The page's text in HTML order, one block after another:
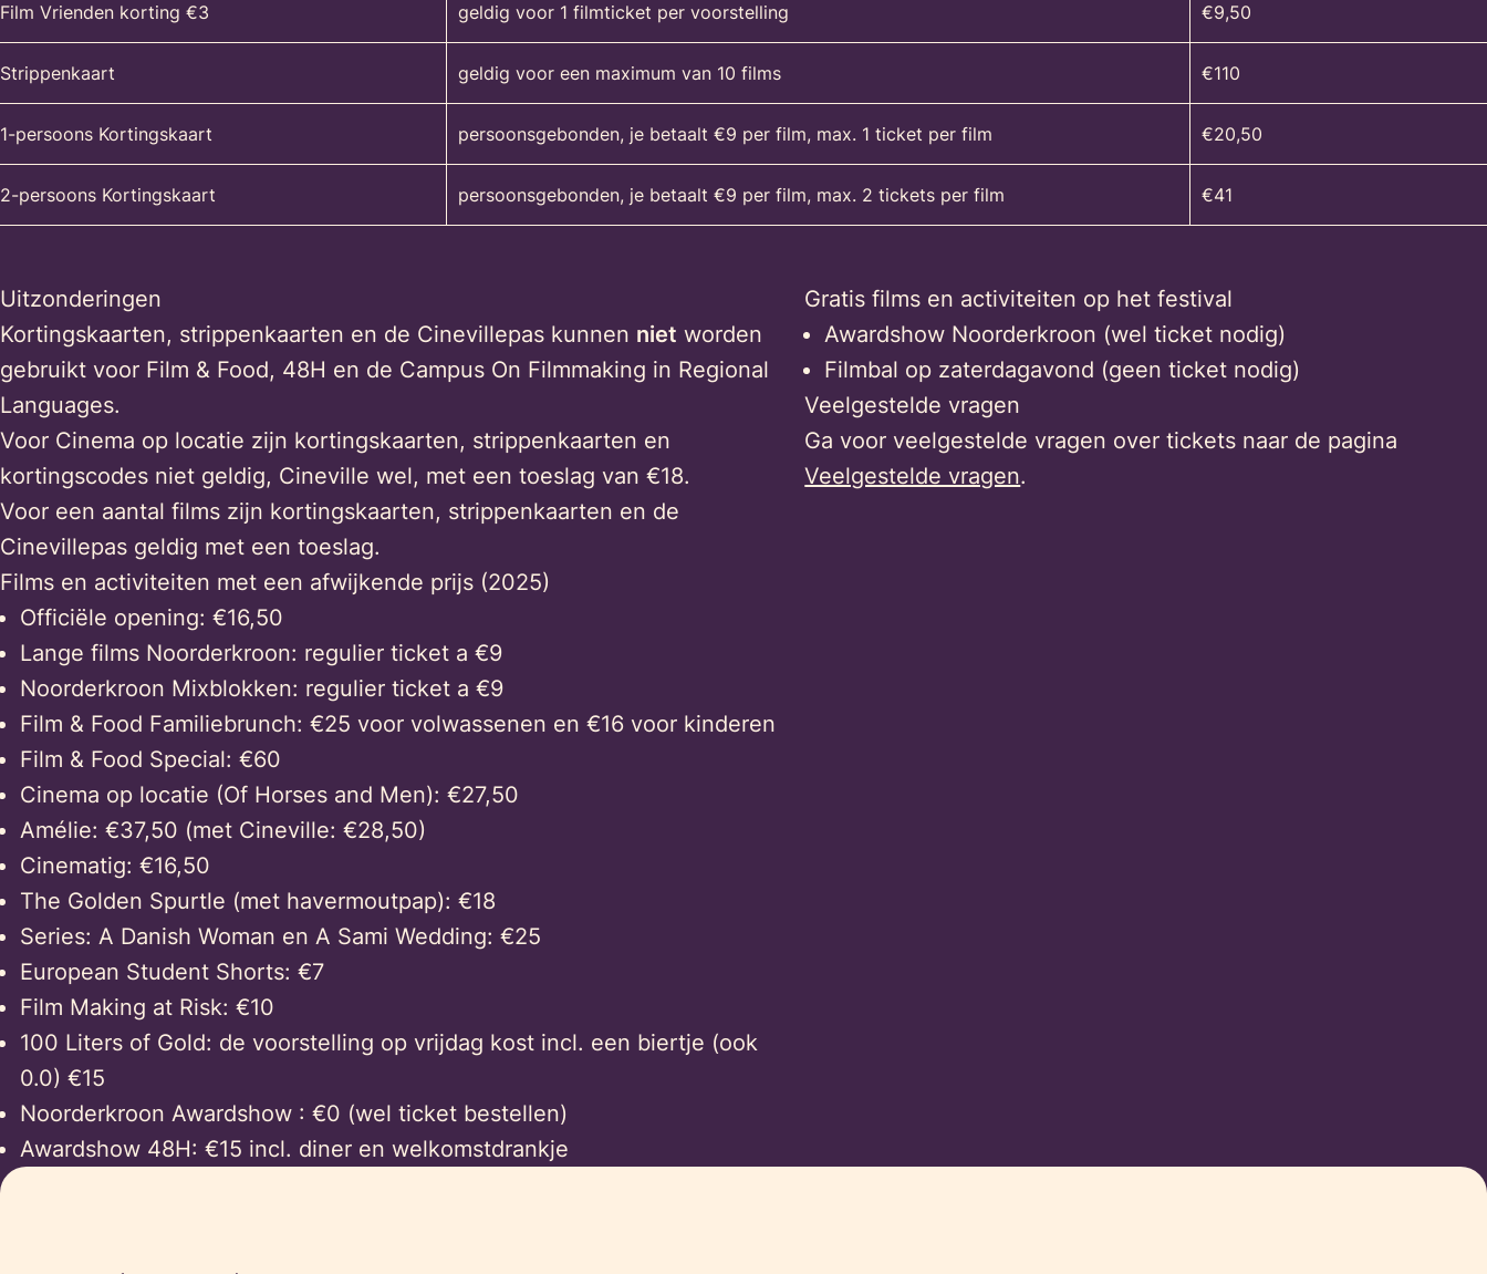
Film Vrienden korting €3 geldig voor 1 filmticket per voorstelling €9,50
Strippenkaart geldig voor een maximum van 10 films €110
1-persoons Kortingskaart persoonsgebonden, je betaalt €9 per film, max. 1 ticket per film €20,50
2-persoons Kortingskaart persoonsgebonden, je betaalt €9 per film, max. 2 tickets per film €41
Uitzonderingen
Kortingskaarten, strippenkaarten en de Cinevillepas kunnen niet worden
gebruikt voor Film & Food, 48H en de Campus On Filmmaking in Regional
Languages.
Voor Cinema op locatie zijn kortingskaarten, strippenkaarten en
kortingscodes niet geldig, Cineville wel, met een toeslag van €18.
Voor een aantal films zijn kortingskaarten, strippenkaarten en de
Cinevillepas geldig met een toeslag.
Films en activiteiten met een afwijkende prijs (2025)
Officiële opening: €16,50
Lange films Noorderkroon: regulier ticket a €9
Noorderkroon Mixblokken: regulier ticket a €9
Film & Food Familiebrunch: €25 voor volwassenen en €16 voor kinderen
Film & Food Special: €60
Cinema op locatie (Of Horses and Men): €27,50
Amélie: €37,50 (met Cineville: €28,50)
Cinematig: €16,50
The Golden Spurtle (met havermoutpap): €18
Series: A Danish Woman en A Sami Wedding: €25
European Student Shorts: €7
Film Making at Risk: €10
100 Liters of Gold: de voorstelling op vrijdag kost incl. een biertje (ook
0.0) €15
Noorderkroon Awardshow : €0 (wel ticket bestellen)
Awardshow 48H: €15 incl. diner en welkomstdrankje
Gratis films en activiteiten op het festival
Awardshow Noorderkroon (wel ticket nodig)
Filmbal op zaterdagavond (geen ticket nodig)
Veelgestelde vragen
Ga voor veelgestelde vragen over tickets naar de pagina
Veelgestelde vragen.